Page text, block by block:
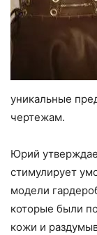
уникальные
чертежам.
Юрий
стимулирует
модели
которые были
кожи и